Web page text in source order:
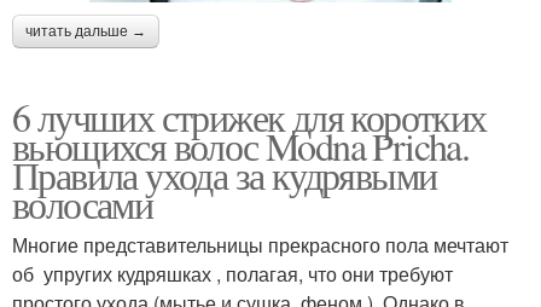
читать дальше →
6 лучших стрижек для коротких
вьющихся волос Modna Pricha.
Правила ухода за кудрявыми
волосами
Многие представительницы прекрасного пола мечтают
об упругих кудряшках , полагая, что они требуют